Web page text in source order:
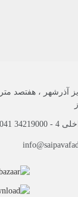
آذرشهر ، هفتصد
041 / 09054299340